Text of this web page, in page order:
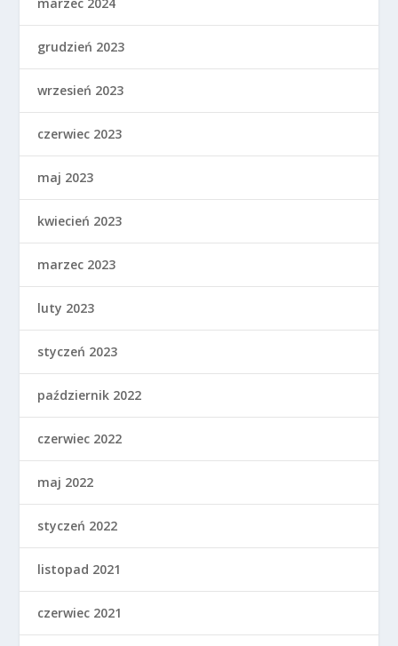
grudzień 2023
wrzesień 2023
czerwiec 2023
maj 2023
kwiecień 2023
marzec 2023
luty 2023
styczeń 2023
październik 2022
czerwiec 2022
maj 2022
styczeń 2022
listopad 2021
czerwiec 2021